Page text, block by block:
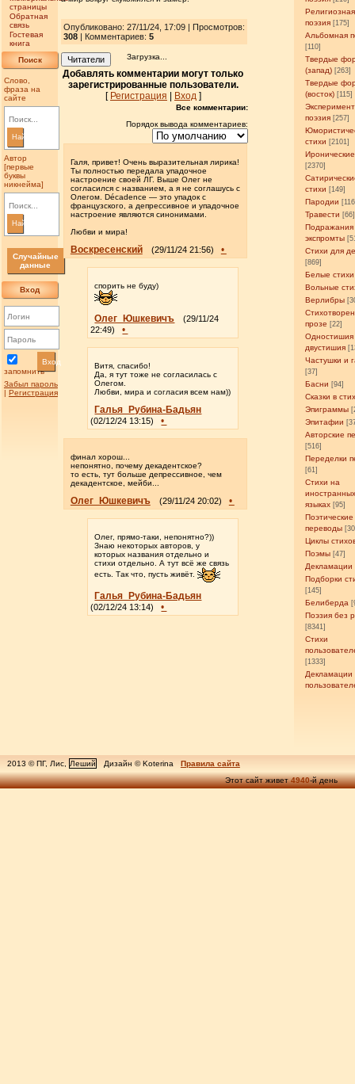
страницы
Обратная
связь
Гостевая
книга
Поиск
Слово,
фраза на
сайте
Найти
Автор
[первые
буквы
никнейма]
Найти
Случайные
данные
Вход
запомнить
Вход
Забыл пароль
| Регистрация
Религиозная
поэзия [175]
Альбомная
[110]
Твердые
(запад) [263]
Твердые
(восток) [115]
поэзия [257]
стихи [2101]
[2370]
стихи [149]
Пародии
Травести [66]
Подражания
экспромты
Стихи для
[869]
Белые стихи
Вольные
Верлибры
прозе [22]
Одностишия
двустишия
Частушки и
[37]
Басни [94]
Сказки в
Эпиграммы
Эпитафии
Авторские
[516]
Переделки
[61]
Стихи на
языках [95]
Поэтические
переводы
Циклы
Поэмы [47]
Декламации
Подборки
[145]
Белиберда
Поэзия без
[8341]
Стихи
[1333]
Декламации
Опубликовано: 27/11/24, 17:09 | Просмотров:
308| Комментариев: 5
Читатели Загрузка...
Добавлять комментарии могут только
зарегистрированные пользователи.
[ Регистрация Вход]
Все комментарии:
Порядок вывода комментариев:
Галя, привет! Очень выразительная лирика!
Ты полностью передала упадочное
настроение своей ЛГ. Выше Олег не
согласился с названием, а я не соглашусь с
Олегом. Décadence — это упадок с
французского, а депрессивное и упадочное
настроение являются синонимами.
Любви и мира!
Воскресенский (29/11/24 21:56) •
спорить не буду)
Олег_Юшкевичъ
(29/11/24
22:49)
•
Витя, спасибо!
Да, я тут тоже не согласилась с
Олегом.
Любви, мира и согласия всем нам))
Галья_Рубина-Бадьян
(02/12/24 13:15) •
финал хорош...
непонятно, почему декадентское?
то есть, тут больше депрессивное, чем
декадентское, мейби...
Олег_Юшкевичъ (29/11/24 20:02) •
Олег, прямо-таки, непонятно?))
Знаю некоторых авторов, у
которых названия отдельно и
стихи отдельно. А тут всё же связь
есть. Так что, пусть живёт.
Галья_Рубина-Бадьян
(02/12/24 13:14) •
2013 © ПГ, Лис, Леший Дизайн © Koterina
Правила сайта
Этот сайт живет4940-й день